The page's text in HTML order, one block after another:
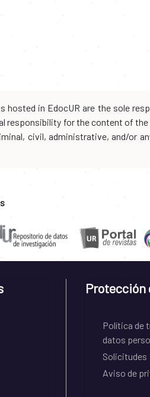
hosted in EdocUR are the sole
for the content of
civil, administrative, and/or
Protección
Política de
datos
Solicitudes
Aviso de